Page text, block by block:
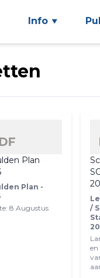
Info
Plan
Plan -
8 Augustus
/
en